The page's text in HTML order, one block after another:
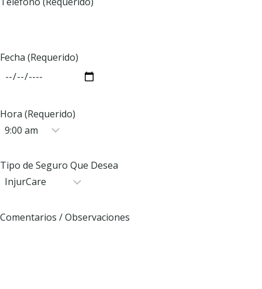
Fecha (Requerido)
Hora (Requerido)
Tipo de Seguro Que Desea
Comentarios / Observaciones